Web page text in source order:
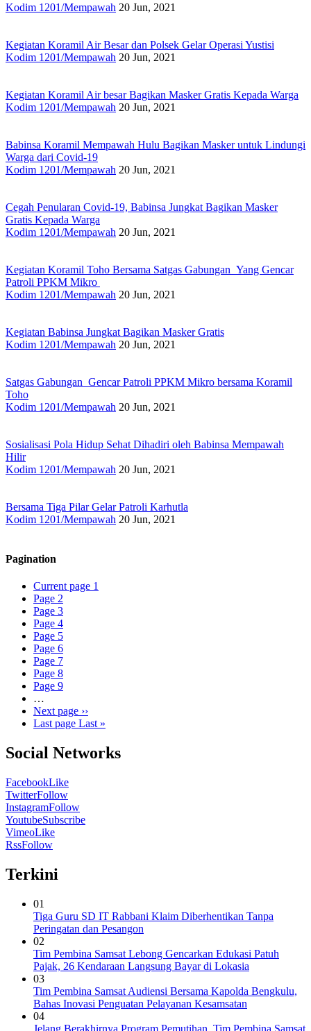
Kodim 1201/Mempawah 20 Jun, 2021
Kegiatan Koramil Air Besar dan Polsek Gelar Operasi Yustisi
Kodim 1201/Mempawah 20 Jun, 2021
Kegiatan Koramil Air besar Bagikan Masker Gratis Kepada Warga
Kodim 1201/Mempawah 20 Jun, 2021
Babinsa Koramil Mempawah Hulu Bagikan Masker untuk Lindungi
Warga dari Covid-19
Kodim 1201/Mempawah 20 Jun, 2021
Cegah Penularan Covid-19, Babinsa Jungkat Bagikan Masker
Gratis Kepada Warga
Kodim 1201/Mempawah 20 Jun, 2021
Kegiatan Koramil Toho Bersama Satgas Gabungan Yang Gencar
Patroli PPKM Mikro
Kodim 1201/Mempawah 20 Jun, 2021
Kegiatan Babinsa Jungkat Bagikan Masker Gratis
Kodim 1201/Mempawah 20 Jun, 2021
Satgas Gabungan Gencar Patroli PPKM Mikro bersama Koramil
Toho
Kodim 1201/Mempawah 20 Jun, 2021
Sosialisasi Pola Hidup Sehat Dihadiri oleh Babinsa Mempawah
Hilir
Kodim 1201/Mempawah 20 Jun, 2021
Bersama Tiga Pilar Gelar Patroli Karhutla
Kodim 1201/Mempawah 20 Jun, 2021
Pagination
Current page 1
Page 2
Page 3
Page 4
Page 5
Page 6
Page 7
Page 8
Page 9
…
Next page ››
Last page Last »
Social Networks
FacebookLike
TwitterFollow
InstagramFollow
YoutubeSubscribe
VimeoLike
RssFollow
Terkini
01
Tiga Guru SD IT Rabbani Klaim Diberhentikan Tanpa
Peringatan dan Pesangon
02
Tim Pembina Samsat Lebong Gencarkan Edukasi Patuh
Pajak, 26 Kendaraan Langsung Bayar di Lokasia
03
Tim Pembina Samsat Audiensi Bersama Kapolda Bengkulu,
Bahas Inovasi Penguatan Pelayanan Kesamsatan
04
Jelang Berakhirnya Program Pemutihan, Tim Pembina Samsat